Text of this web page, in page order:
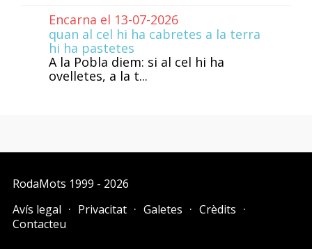
Encarna el 13-07-2026
quan al cel hi ha cabretes a la terra
hi ha pastetes
A la Pobla diem: si al cel hi ha
ovelletes, a la t...
RodaMots 1999 - 2026
Avís legal
Privacitat Galetes
Crèdits
Contacteu